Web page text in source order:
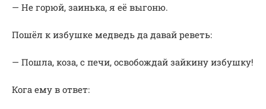
— Не горюй, заинька, я её выгоню.
Пошёл к избушке медведь да давай реветь:
— Пошла, коза, с печи, освобождай зайкину избушку!
Кога ему в ответ: